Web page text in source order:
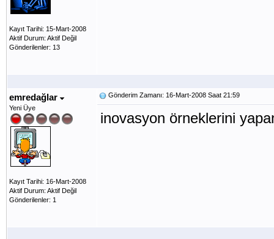
Kayıt Tarihi: 15-Mart-2008
Aktif Durum: Aktif Değil
Gönderilenler: 13
emredağlar
Yeni Üye
Kayıt Tarihi: 16-Mart-2008
Aktif Durum: Aktif Değil
Gönderilenler: 1
Gönderim Zamanı: 16-Mart-2008 Saat 21:59
inovasyon örneklerini